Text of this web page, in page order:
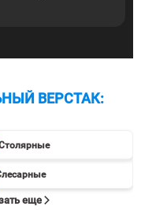
ВЕРСТАК:
еще